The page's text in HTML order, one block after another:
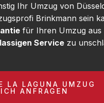
Ihr Umzug von
Brinkmann sein
für Ihren Umzug aus
Service zu
LA LAGUNA UMZUG
ANFRAGEN